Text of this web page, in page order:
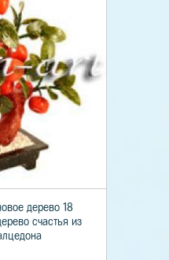
дерево 18
счастья из